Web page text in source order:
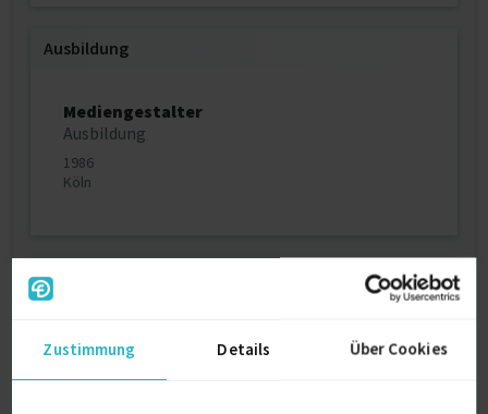
Zustimmung Details Über Cookies
Ausbildung
Mediengestalter
Ausbildung
1986
Köln
Persönliche Daten
Deutsch (Muttersprache)
Englisch (Gut)